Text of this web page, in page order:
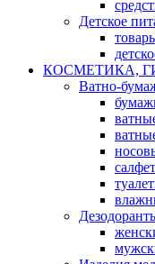
Детское
КОСМЕТИКА,
Ватно-